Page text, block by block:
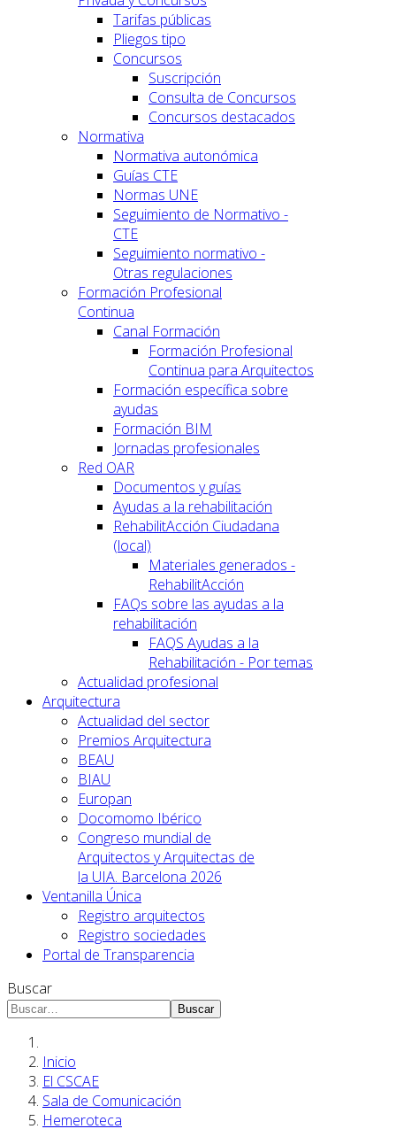
Tarifas públicas
Pliegos tipo
Concursos
Suscripción
Consulta de Concursos
Concursos destacados
Normativa
Normativa autonómica
Guías CTE
Normas UNE
Seguimiento de Normativo -
CTE
Seguimiento normativo -
Otras regulaciones
Formación Profesional
Continua
Canal Formación
Formación Profesional
Continua para Arquitectos
Formación específica sobre
ayudas
Formación BIM
Jornadas profesionales
Red OAR
Documentos y guías
Ayudas a la rehabilitación
RehabilitAcción Ciudadana
(local)
Materiales generados -
RehabilitAcción
FAQs sobre las ayudas a la
rehabilitación
FAQS Ayudas a la
Rehabilitación - Por temas
Actualidad profesional
Arquitectura
Actualidad del sector
Premios Arquitectura
BEAU
BIAU
Europan
Docomomo Ibérico
Congreso mundial de
Arquitectos y Arquitectas de
la UIA. Barcelona 2026
Ventanilla Única
Registro arquitectos
Registro sociedades
Portal de Transparencia
Buscar
Buscar
Inicio
El CSCAE
Sala de Comunicación
Hemeroteca